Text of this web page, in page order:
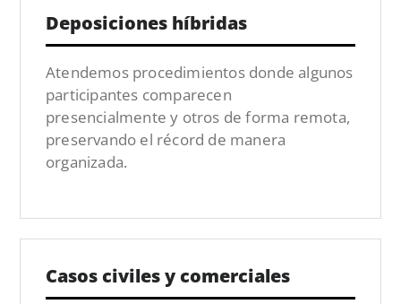
Deposiciones híbridas
Atendemos procedimientos donde algunos
participantes comparecen
presencialmente y otros de forma remota,
preservando el récord de manera
organizada.
Casos civiles y comerciales